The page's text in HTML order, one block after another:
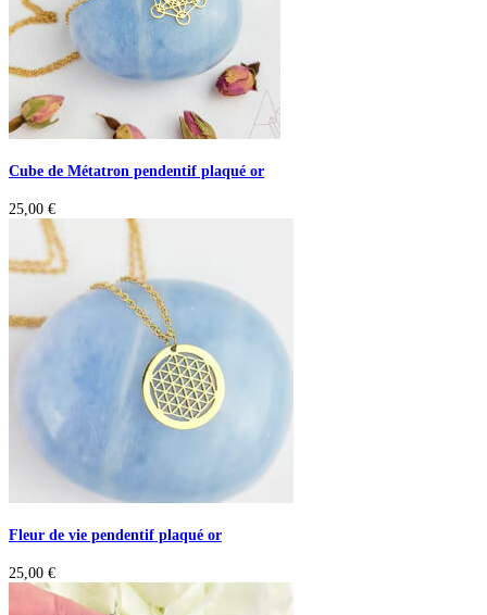
Cube de Métatron pendentif plaqué or
25,00 €
Fleur de vie pendentif plaqué or
25,00 €